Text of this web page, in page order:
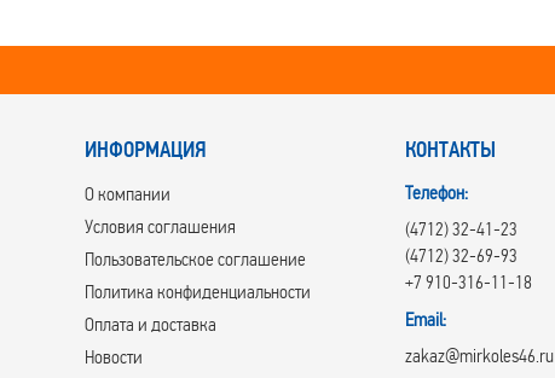
ИНФОРМАЦИЯ
О компании
Условия соглашения
Пользовательское соглашение
Политика конфиденциальности
Оплата и доставка
Новости
КОНТАКТЫ
Телефон:
(4712) 32-41-23
(4712) 32-69-93
+7 910-316-11-18
Email:
zakaz@mirkoles46.ru